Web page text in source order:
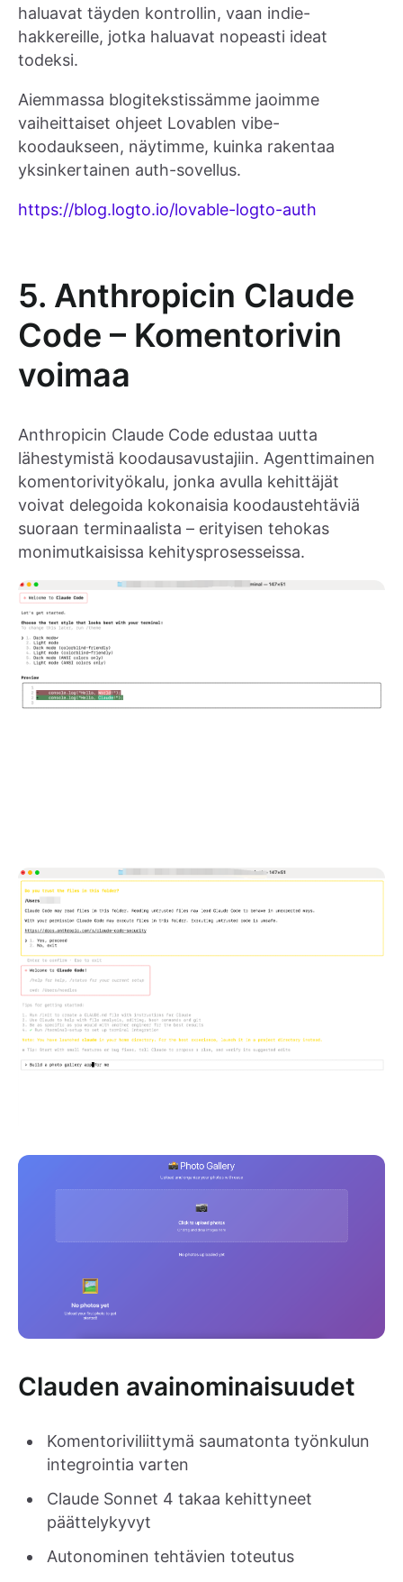
haluavat täyden kontrollin, vaan indie-
hakkereille, jotka haluavat nopeasti ideat
todeksi.
Aiemmassa blogitekstissämme jaoimme
vaiheittaiset ohjeet Lovablen vibe-
koodaukseen, näytimme, kuinka rakentaa
yksinkertainen auth-sovellus.
https://blog.logto.io/lovable-logto-auth
5. Anthropicin Claude
Code – Komentorivin
voimaa
Anthropicin Claude Code edustaa uutta
lähestymistä koodausavustajiin. Agenttimainen
komentorivityökalu, jonka avulla kehittäjät
voivat delegoida kokonaisia koodaustehtäviä
suoraan terminaalista – erityisen tehokas
monimutkaisissa kehitysprosesseissa.
Clauden avainominaisuudet
Komentoriviliittymä saumatonta työnkulun
integrointia varten
Claude Sonnet 4 takaa kehittyneet
päättelykyvyt
Autonominen tehtävien toteutus